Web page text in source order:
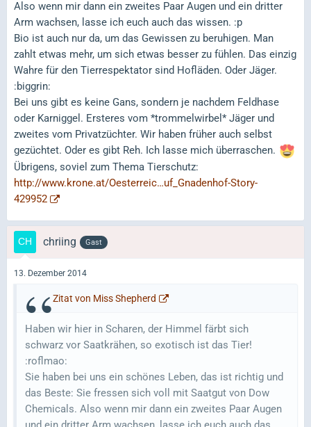
Also wenn mir dann ein zweites Paar Augen und ein dritter
Arm wachsen, lasse ich euch auch das wissen. :p
Bio ist auch nur da, um das Gewissen zu beruhigen. Man
zahlt etwas mehr, um sich etwas besser zu fühlen. Das einzig
Wahre für den Tierrespektator sind Hofläden. Oder Jäger.
:biggrin:
Bei uns gibt es keine Gans, sondern je nachdem Feldhase
oder Karniggel. Ersteres vom *trommelwirbel* Jäger und
zweites vom Privatzüchter. Wir haben früher auch selbst
gezüchtet. Oder es gibt Reh. Ich lasse mich überraschen.
Übrigens, soviel zum Thema Tierschutz:
http://www.krone.at/Oesterreic…uf_Gnadenhof-Story-
429952
chriing Gast
13. Dezember 2014
Zitat von Miss Shepherd
Haben wir hier in Scharen, der Himmel färbt sich
schwarz vor Saatkrähen, so exotisch ist das Tier!
:roflmao:
Sie haben bei uns ein schönes Leben, das ist richtig und
das Beste: Sie fressen sich voll mit Saatgut von Dow
Chemicals. Also wenn mir dann ein zweites Paar Augen